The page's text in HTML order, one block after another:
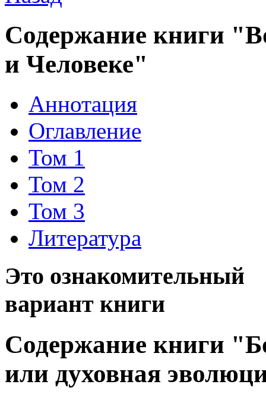
Содержание книги
и Человеке"
Аннотация
Оглавление
Том 1
Том 2
Том 3
Литература
Это ознакомительный
вариант книги
Содержание книги
или духовная